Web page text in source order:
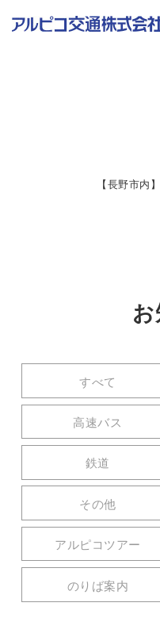
【長野市内
すべて
高速バス
鉄道
その他
アルピコツアー
のりば案内